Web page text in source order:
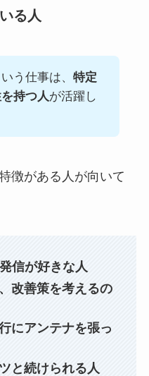
る人
う仕事は、 特定
持つ人が活躍し
徴がある人が向いて
信が好きな人
改善策を考えるの
にアンテナを張っ
と続けられる人